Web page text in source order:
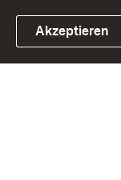
Akzeptieren